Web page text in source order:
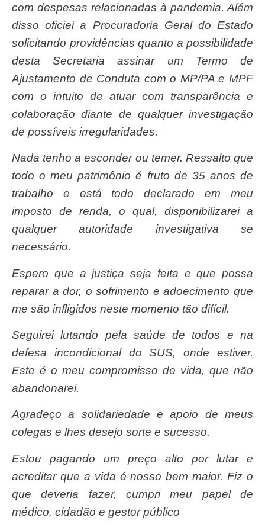
com despesas relacionadas à pandemia. Além
disso oficiei a Procuradoria Geral do Estado
solicitando providências quanto a possibilidade
desta Secretaria assinar um Termo de
Ajustamento de Conduta com o MP/PA e MPF
com o intuito de atuar com transparência e
colaboração diante de qualquer investigação
de possíveis irregularidades.
Nada tenho a esconder ou temer. Ressalto que
todo o meu patrimônio é fruto de 35 anos de
trabalho e está todo declarado em meu
imposto de renda, o qual, disponibilizarei a
qualquer autoridade investigativa se
necessário.
Espero que a justiça seja feita e que possa
reparar a dor, o sofrimento e adoecimento que
me são infligidos neste momento tão difícil.
Seguirei lutando pela saúde de todos e na
defesa incondicional do SUS, onde estiver.
Este é o meu compromisso de vida, que não
abandonarei.
Agradeço a solidariedade e apoio de meus
colegas e lhes desejo sorte e sucesso.
Estou pagando um preço alto por lutar e
acreditar que a vida é nosso bem maior. Fiz o
que deveria fazer, cumpri meu papel de
médico, cidadão e gestor público